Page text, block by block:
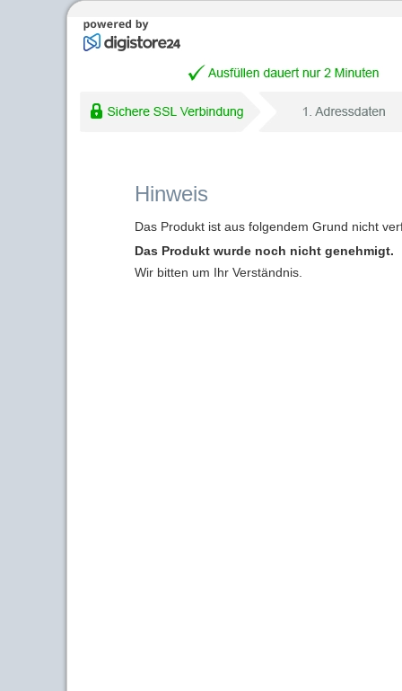
Hinweis
Das Produkt ist aus folgendem Grund nicht
Das Produkt wurde noch nicht genehmigt.
Wir bitten um Ihr Verständnis.